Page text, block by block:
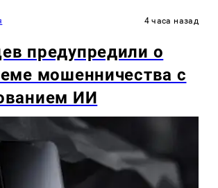
4 часа назад
предупредили о
мошенничества с
ИИ